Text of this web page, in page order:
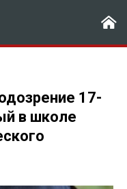
17-
в школе